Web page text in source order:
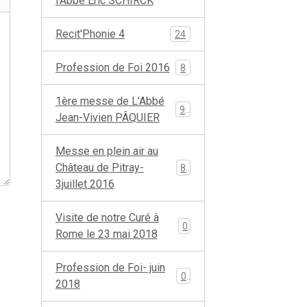
Recit'Phonie 4 24
Profession de Foi 2016 8
1ère messe de L'Abbé
Jean-Vivien PÂQUIER
Messe en plein air au
Château de Pitray-
3juillet 2016
Visite de notre Curé à
Rome le 23 mai 2018
Profession de Foi- juin
2018